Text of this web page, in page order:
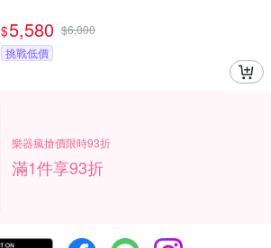
$5,580 $6,000
挑戰低價
樂器瘋搶價限時93折
滿1件享93折